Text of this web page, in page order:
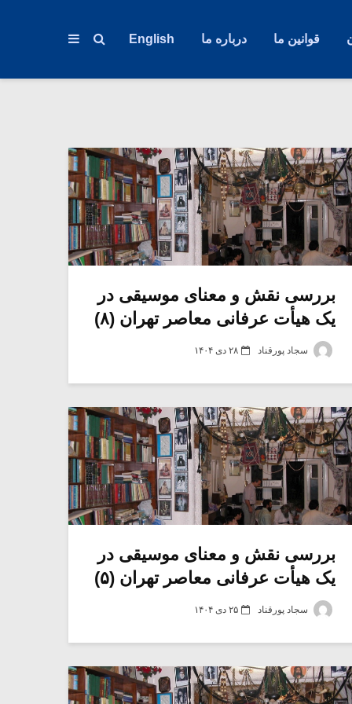
قوانین ما درباره ما English
بررسی نقش و معنای موسیقی در
یک هیأت عرفانی معاصر تهران (۸)
سجاد پورقناد ۲۸ دی ۱۴۰۴
بررسی نقش و معنای موسیقی در
یک هیأت عرفانی معاصر تهران (۵)
سجاد پورقناد ۲۵ دی ۱۴۰۴
میکلوش روژا